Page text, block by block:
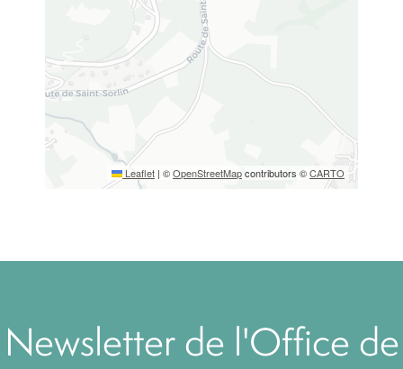
Leaflet | ©OpenStreetMapcontributors ©CARTO
Newsletter de l'Office de